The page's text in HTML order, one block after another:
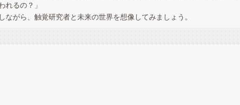
れるの？」
がら、触覚研究者と未来の世界を想像してみましょう。